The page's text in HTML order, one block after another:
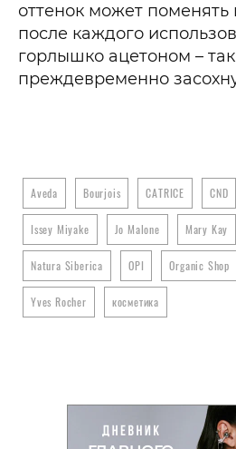
оттенок может поменять
после каждого
горлышко ацетоном –
преждевременно
Aveda Bourjois CATRICE CND
Issey Miyake Jo Malone Mary Kay
Natura Siberica OPI Organic Shop
Yves Rocher косметика